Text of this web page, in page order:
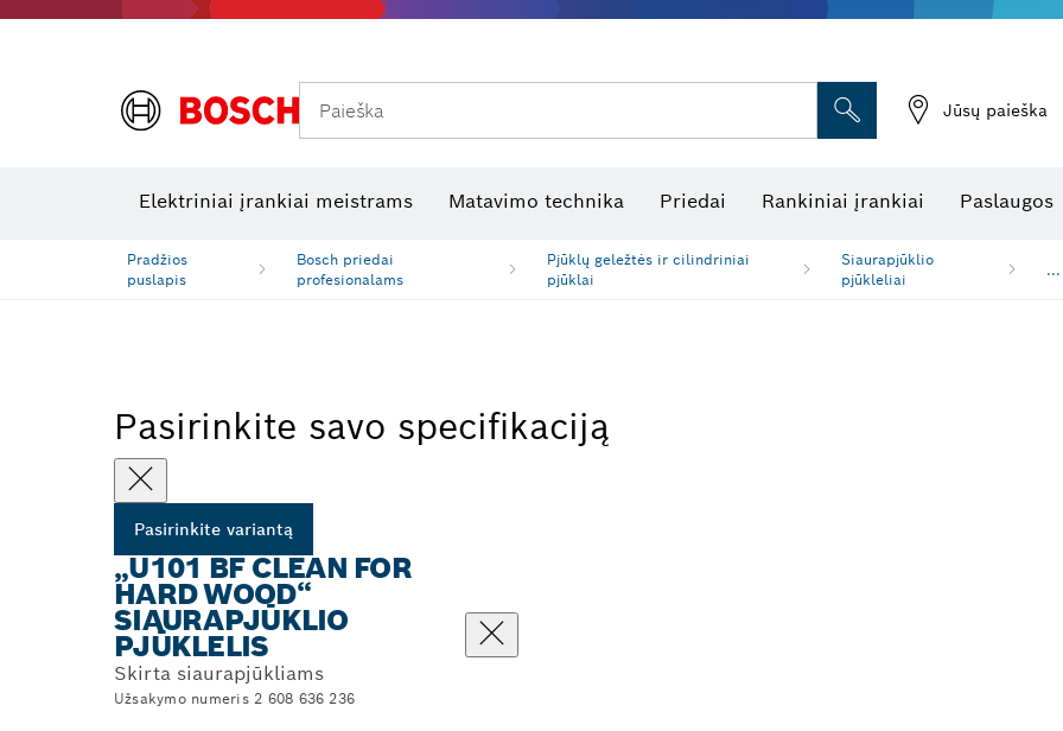
Paieška Jūsų paieška
Elektriniai įrankiai meistrams Matavimo technika Priedai Rankiniai įrankiai Paslaugos
Pradžios
puslapis
Bosch priedai
profesionalams
Pjūklų geležtės ir cilindriniai
pjūklai
Siaurapjūklio
pjūkleliai
...
Pasirinkite savo specifikaciją
Pasirinkite variantą
„U101 BF CLEAN FOR
HARD WOOD“
SIAURAPJŪKLIO
PJŪKLELIS
Skirta siaurapjūkliams
Užsakymo numeris 2 608 636 236